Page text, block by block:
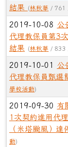
結果
(林秋華 / 761
2019-10-08 公
代理教保員第3
結果
(林秋華 / 833
2019-10-01 公
代理教保員甄選
學校活動)
2019-09-30 有
1次契約進用代
（米塔颱風）達
動)